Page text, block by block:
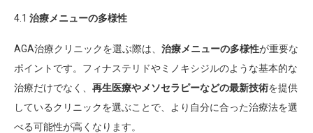
4.1 治療メニューの多様性
AGA治療クリニックを選ぶ際は、 治療メニューの多様性が重要な
ポイントです。フィナステリドやミノキシジルのような基本的な
治療だけでなく、 再生医療やメソセラピーなどの最新技術を提供
しているクリニックを選ぶことで、より自分に合った治療法を選
べる可能性が高くなります。